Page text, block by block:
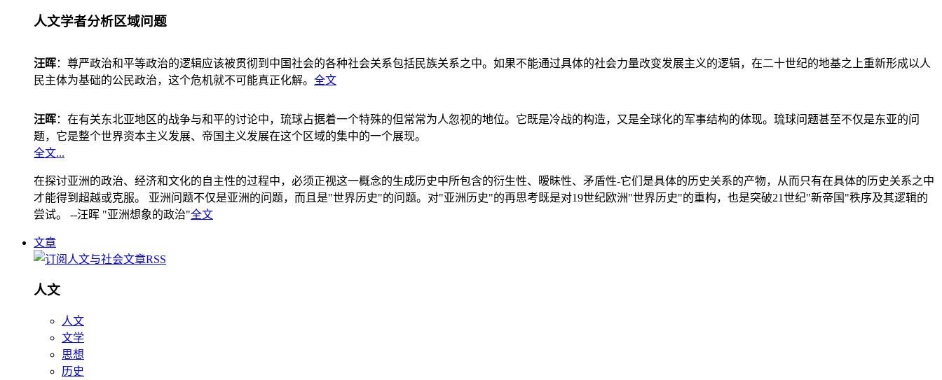
人文学者分析区域问题
汪晖：尊严政治和平等政治的逻辑应该被贯彻到中国社会的各种社会关系包括民族关系之中。如果不能通过具体的社会力量改变发展主义的逻辑，在二十世纪的地基之上重新形成以人
民主体为基础的公民政治，这个危机就不可能真正化解。 全文
汪晖：在有关东北亚地区的战争与和平的讨论中，琉球占据着一个特殊的但常常为人忽视的地位。它既是冷战的构造，又是全球化的军事结构的体现。琉球问题甚至不仅是东亚的问
题，它是整个世界资本主义发展、帝国主义发展在这个区域的集中的一个展现。
全文...
在探讨亚洲的政治、经济和文化的自主性的过程中，必须正视这一概念的生成历史中所包含的衍生性、暧昧性、矛盾性-它们是具体的历史关系的产物，从而只有在具体的历史关系之中
才能得到超越或克服。 亚洲问题不仅是亚洲的问题，而且是"世界历史"的问题。对"亚洲历史"的再思考既是对19世纪欧洲"世界历史"的重构，也是突破21世纪"新帝国"秩序及其逻辑的
尝试。 --汪晖 "亚洲想象的政治"全文
文章
人文
人文
文学
思想
历史